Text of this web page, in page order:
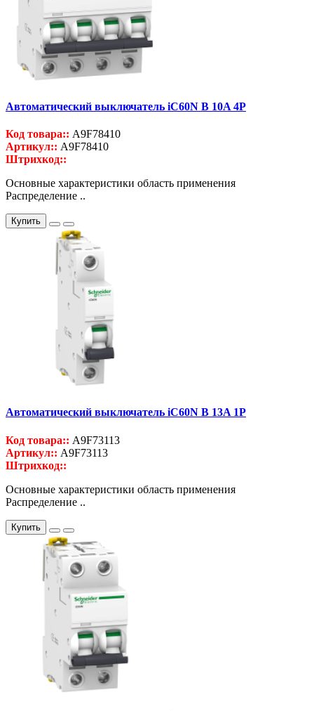
Автоматический выключатель iC60N B 10A 4P
Код товара:: A9F78410
Артикул:: A9F78410
Штрихкод::
Основные характеристики область применения
Распределение ..
Купить
Автоматический выключатель iC60N B 13A 1P
Код товара:: A9F73113
Артикул:: A9F73113
Штрихкод::
Основные характеристики область применения
Распределение ..
Купить